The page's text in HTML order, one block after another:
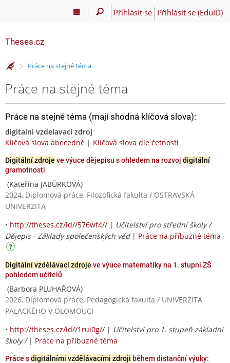
Přihlásit se Přihlásit se (EduID)
Theses.cz
>Práce na stejné téma
Práce na stejné téma
Práce na stejné téma (mají shodná klíčová slova):
digitalni vzdelavaci zdroj
Klíčová slova abecedně | Klíčová slova dle četnosti
Digitální zdroje ve výuce dějepisu s ohledem na rozvoj digitální
gramotnosti
(Kateřina JABŮRKOVÁ)
2024, Diplomová práce, Filozofická fakulta / OSTRAVSKÁ
UNIVERZITA
• http://theses.cz/id//576wf4// | Učitelství pro střední školy /
Dějepis - Základy společenských věd| Práce na příbuzné téma
Digitální vzdělávací zdroje ve výuce matematiky na 1. stupni ZŠ
pohledem učitelů
(Barbora PLUHAŘOVÁ)
2026, Diplomová práce, Pedagogická fakulta / UNIVERZITA
PALACKÉHO V OLOMOUCI
• http://theses.cz/id//1rui0g// | Učitelství pro 1. stupeň základní
školy / | Práce na příbuzné téma
Práce sdigitálními vzdělávacími zdroji během distanční výuky: